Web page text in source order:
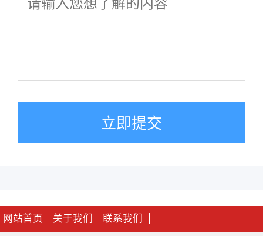
立即提交
网站首页 关于我们 联系我们